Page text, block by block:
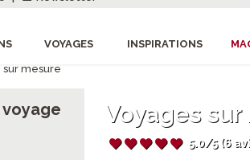
VOYAGES INSPIRATIONS
sur mesure
Voyages
5.0/5 (6